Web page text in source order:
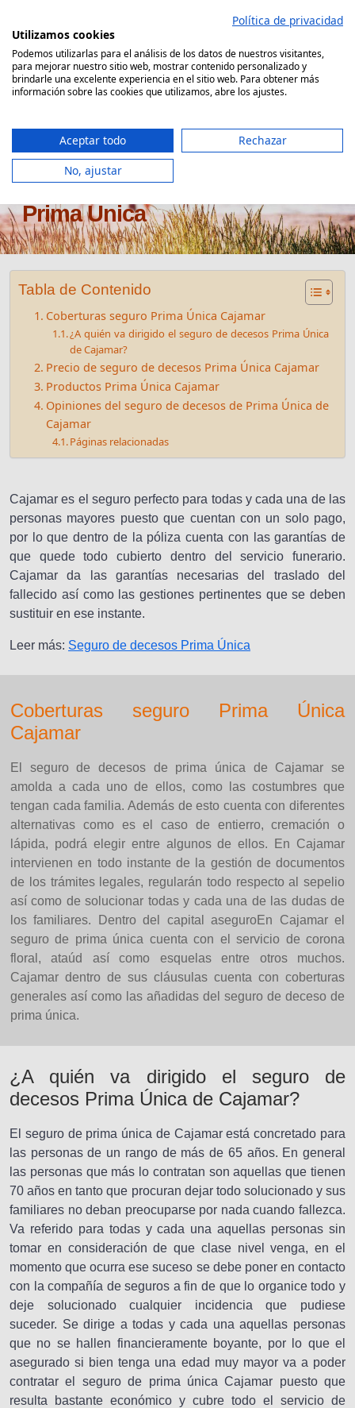
contenido
Comparador Seguro Decesos
Seguro de decesos Cajamar
Prima Única
Tabla de Contenido
Coberturas seguro Prima Única Cajamar
¿A quién va dirigido el seguro de decesos Prima Única
de Cajamar?
Precio de seguro de decesos Prima Única Cajamar
Productos Prima Única Cajamar
Opiniones del seguro de decesos de Prima Única de
Cajamar
Páginas relacionadas
Cajamar es el seguro perfecto para todas y cada una de las
personas mayores puesto que cuentan con un solo pago,
por lo que dentro de la póliza cuenta con las garantías de
que quede todo cubierto dentro del servicio funerario.
Cajamar da las garantías necesarias del traslado del
fallecido así como las gestiones pertinentes que se deben
sustituir en ese instante.
Leer más: Seguro de decesos Prima Única
Coberturas seguro Prima Única
Cajamar
El seguro de decesos de prima única de Cajamar se
amolda a cada uno de ellos, como las costumbres que
tengan cada familia. Además de esto cuenta con diferentes
alternativas como es el caso de entierro, cremación o
lápida, podrá elegir entre algunos de ellos. En Cajamar
intervienen en todo instante de la gestión de documentos
de los trámites legales, regularán todo respecto al sepelio
así como de solucionar todas y cada una de las dudas de
los familiares. Dentro del capital aseguroEn Cajamar el
seguro de prima única cuenta con el servicio de corona
floral, ataúd así como esquelas entre otros muchos.
Cajamar dentro de sus cláusulas cuenta con coberturas
generales así como las añadidas del seguro de deceso de
prima única.
¿A quién va dirigido el seguro de
decesos Prima Única de Cajamar?
El seguro de prima única de Cajamar está concretado para
las personas de un rango de más de 65 años. En general
las personas que más lo contratan son aquellas que tienen
70 años en tanto que procuran dejar todo solucionado y sus
familiares no deban preocuparse por nada cuando fallezca.
Va referido para todas y cada una aquellas personas sin
tomar en consideración de que clase nivel venga, en el
momento que ocurra ese suceso se debe poner en contacto
con la compañía de seguros a fin de que lo organice todo y
deje solucionado cualquier incidencia que pudiese
suceder. Se dirige a todas y cada una aquellas personas
que no se hallen financieramente boyante, por lo que el
asegurado si bien tenga una edad muy mayor va a poder
contratar el seguro de prima única Cajamar puesto que
resulta bastante económico y cubre todo el servicio de
Política de privacidad
Utilizamos cookies
Podemos utilizarlas para el análisis de los datos de nuestros visitantes,
para mejorar nuestro sitio web, mostrar contenido personalizado y
brindarle una excelente experiencia en el sitio web. Para obtener más
información sobre las cookies que utilizamos, abre los ajustes.
Aceptar todo
Rechazar
No, ajustar